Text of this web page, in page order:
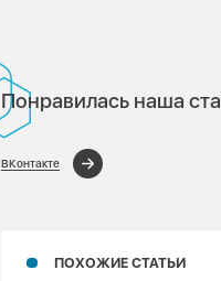
Понравилась наша
ВКонтакте
ПОХОЖИЕ СТАТЬИ